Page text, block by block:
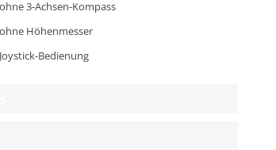
ohne 3-Achsen-Kompass
ohne Höhenmesser
Joystick-Bedienung